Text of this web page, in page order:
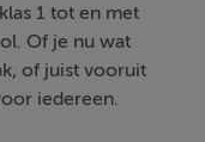
1 tot en met
Of je nu wat
of juist vooruit
iedereen.